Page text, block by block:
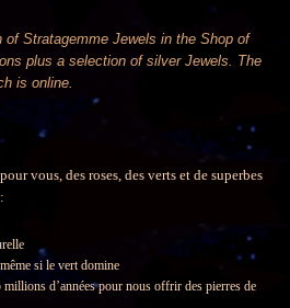
Stratagemme Jewels in the Shop of
plus a selection of silver Jewels. The
is online.
vous, des roses, des verts et de superbes
si le vert domine
d’années pour nous offrir des pierres de